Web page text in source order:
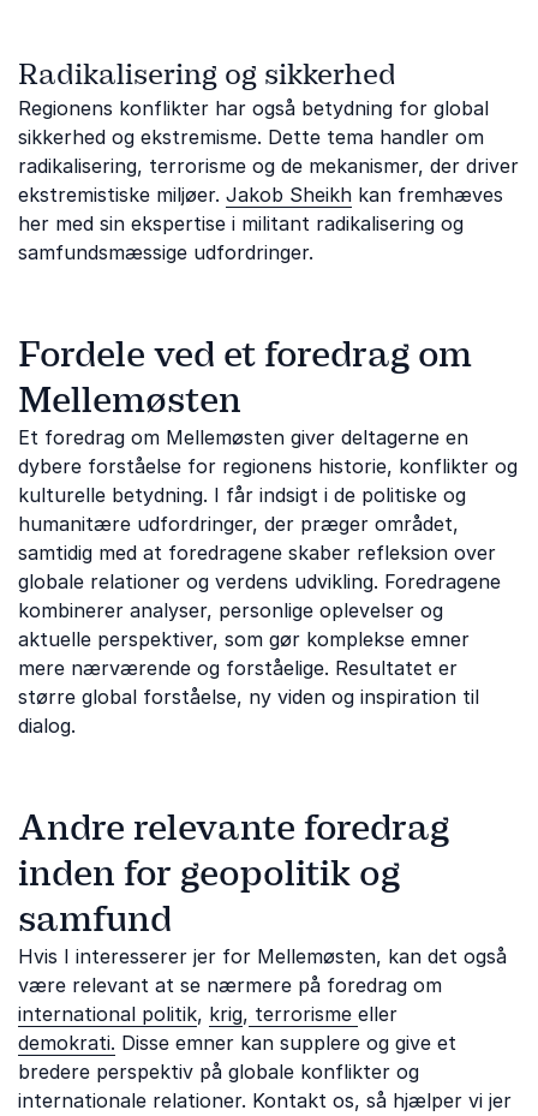
Radikalisering og sikkerhed
Regionens konflikter har også betydning for global
sikkerhed og ekstremisme. Dette tema handler om
radikalisering, terrorisme og de mekanismer, der driver
ekstremistiske miljøer. Jakob Sheikh kan fremhæves
her med sin ekspertise i militant radikalisering og
samfundsmæssige udfordringer.
Fordele ved et foredrag om
Mellemøsten
Et foredrag om Mellemøsten giver deltagerne en
dybere forståelse for regionens historie, konflikter og
kulturelle betydning. I får indsigt i de politiske og
humanitære udfordringer, der præger området,
samtidig med at foredragene skaber refleksion over
globale relationer og verdens udvikling. Foredragene
kombinerer analyser, personlige oplevelser og
aktuelle perspektiver, som gør komplekse emner
mere nærværende og forståelige. Resultatet er
større global forståelse, ny viden og inspiration til
dialog.
Andre relevante foredrag
inden for geopolitik og
samfund
Hvis I interesserer jer for Mellemøsten, kan det også
være relevant at se nærmere på foredrag om
international politik, krig, terrorisme eller
demokrati. Disse emner kan supplere og give et
bredere perspektiv på globale konflikter og
internationale relationer. Kontakt os, så hjælper vi jer